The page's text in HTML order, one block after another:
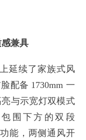
兼具
延续了家族式风
配备 1730mm 一
与示宽灯双模式
围下方的双段
能，两侧通风开